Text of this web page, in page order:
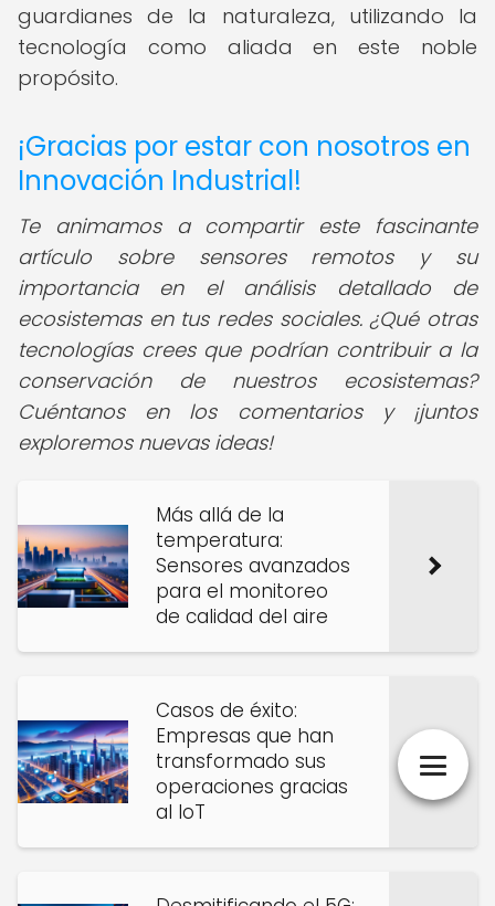
guardianes de la naturaleza, utilizando la
tecnología como aliada en este noble
propósito.
¡Gracias por estar con nosotros en
Innovación Industrial!
Te animamos a compartir este fascinante
artículo sobre sensores remotos y su
importancia en el análisis detallado de
ecosistemas en tus redes sociales. ¿Qué otras
tecnologías crees que podrían contribuir a la
conservación de nuestros ecosistemas?
Cuéntanos en los comentarios y ¡juntos
exploremos nuevas ideas!
Más allá de la
temperatura:
Sensores avanzados
para el monitoreo
de calidad del aire
Casos de éxito:
Empresas que han
transformado sus
operaciones gracias
al IoT